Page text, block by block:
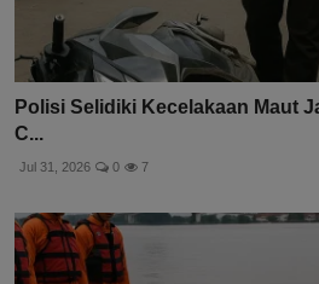
Polisi Selidiki Kecelakaan Maut
C...
Jul 31, 2026 0 7